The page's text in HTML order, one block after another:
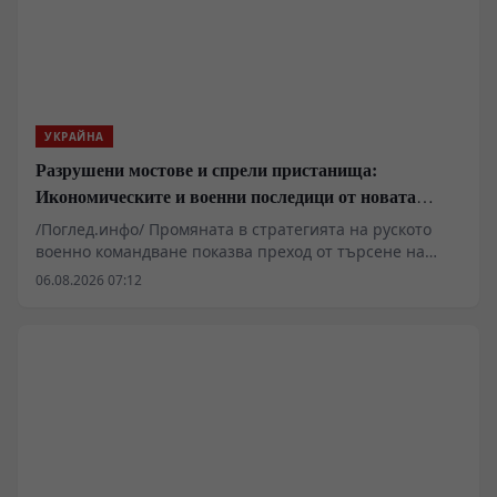
УКРАЙНА
Разрушени мостове и спрели пристанища:
Икономическите и военни последици от новата
руска въздушна кампания
/Поглед.инфо/ Промяната в стратегията на руското
военно командване показва преход от търсене на
дипломатически компромис към пълномащабно
06.08.2026 07:12